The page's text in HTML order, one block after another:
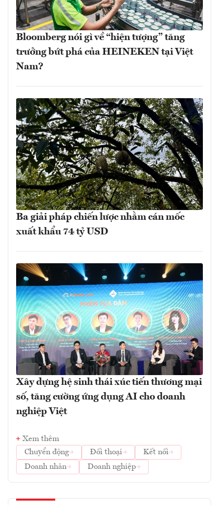
Bloomberg nói gì về “hiện tượng” tăng
trưởng bứt phá của HEINEKEN tại Việt
Nam?
Ba giải pháp chiến lược nhằm cán mốc
xuất khẩu 74 tỷ USD
Xây dựng hệ sinh thái xúc tiến thương mại
số, tăng cường ứng dụng AI cho doanh
nghiệp Việt
Xem thêm
Chuyển động
Đối thoại
Kết nối
Doanh nhân
Doanh nghiệp